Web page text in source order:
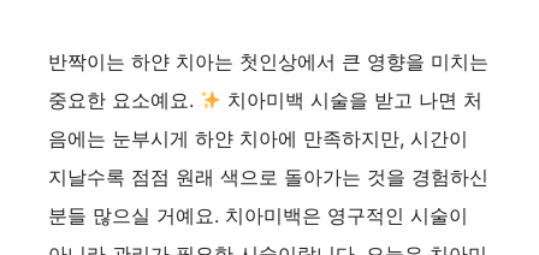
반짝이는 하얀 치아는 첫인상에서 큰 영향을 미치는
중요한 요소예요.
치아미백 시술을 받고 나면 처
음에는 눈부시게 하얀 치아에 만족하지만, 시간이
지날수록 점점 원래 색으로 돌아가는 것을 경험하신
분들 많으실 거예요. 치아미백은 영구적인 시술이